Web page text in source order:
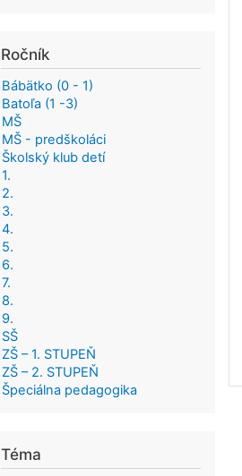
Ročník
Bábätko (0 - 1)
Batoľa (1 -3)
MŠ
MŠ - predškoláci
Školský klub detí
1.
2.
3.
4.
5.
6.
7.
8.
9.
SŠ
ZŠ – 1. STUPEŇ
ZŠ – 2. STUPEŇ
Špeciálna pedagogika
Téma